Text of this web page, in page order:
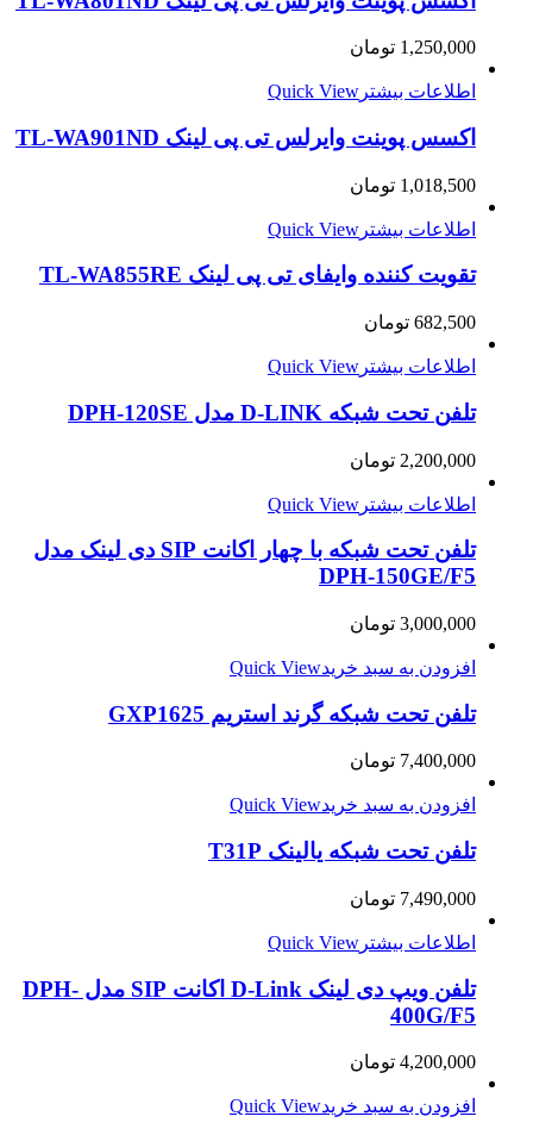
1,250,000 تومان
اطلاعات بیشتر Quick View
اکسس پوینت وایرلس تی پی لینک TL-WA901ND
1,018,500 تومان
اطلاعات بیشتر Quick View
تقویت کننده وایفای تی پی لینک TL-WA855RE
682,500 تومان
اطلاعات بیشتر Quick View
تلفن تحت شبکه D-LINK مدل DPH-120SE
2,200,000 تومان
اطلاعات بیشتر Quick View
تلفن تحت شبکه با چهار اکانت SIP دی لینک مدل
DPH-150GE/F5
3,000,000 تومان
افزودن به سبد خریدQuick View
تلفن تحت شبکه گرند استریم GXP1625
7,400,000 تومان
افزودن به سبد خریدQuick View
تلفن تحت شبکه یالینک T31P
7,490,000 تومان
اطلاعات بیشتر Quick View
تلفن ویپ دی لینک D-Link اکانت SIP مدل DPH-
400G/F5
4,200,000 تومان
افزودن به سبد خریدQuick View